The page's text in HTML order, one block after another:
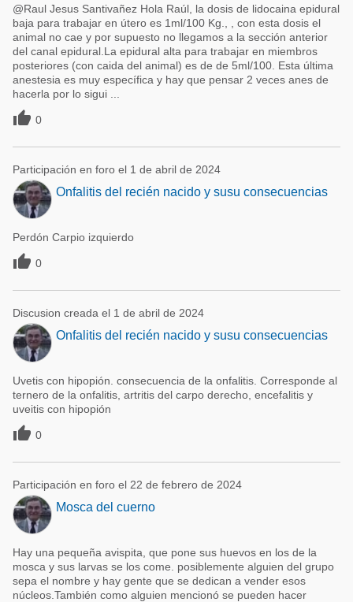
@Raul Jesus Santivañez Hola Raúl, la dosis de lidocaina epidural
baja para trabajar en útero es 1ml/100 Kg., , con esta dosis el
animal no cae y por supuesto no llegamos a la sección anterior
del canal epidural.La epidural alta para trabajar en miembros
posteriores (con caida del animal) es de de 5ml/100. Esta última
anestesia es muy específica y hay que pensar 2 veces anes de
hacerla por lo sigui ...
 0
Participación en foro el 1 de abril de 2024
Onfalitis del recién nacido y susu consecuencias
Perdón Carpio izquierdo
 0
Discusion creada el 1 de abril de 2024
Onfalitis del recién nacido y susu consecuencias
Uvetis con hipopión. consecuencia de la onfalitis. Corresponde al
ternero de la onfalitis, artritis del carpo derecho, encefalitis y
uveitis con hipopión
 0
Participación en foro el 22 de febrero de 2024
Mosca del cuerno
Hay una pequeña avispita, que pone sus huevos en los de la
mosca y sus larvas se los come. posiblemente alguien del grupo
sepa el nombre y hay gente que se dedican a vender esos
núcleos.También como alguien mencionó se pueden hacer